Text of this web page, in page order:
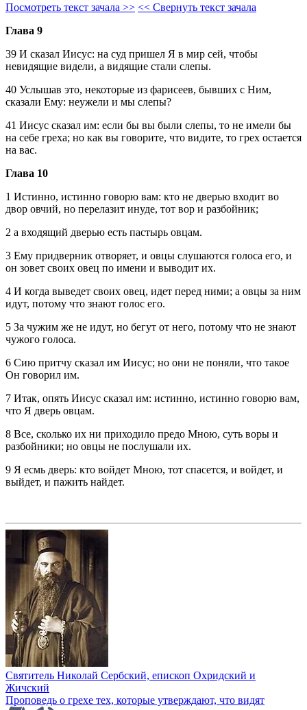
Посмотреть текст зачала >> << Свернуть текст зачала
Глава 9
39 И сказал Иисус: на суд пришел Я в мир сей, чтобы
невидящие видели, а видящие стали слепы.
40 Услышав это, некоторые из фарисеев, бывших с Ним,
сказали Ему: неужели и мы слепы?
41 Иисус сказал им: если бы вы были слепы, то не имели бы
на себе греха; но как вы говорите, что видите, то грех остается
на вас.
Глава 10
1 Истинно, истинно говорю вам: кто не дверью входит во
двор овчий, но перелазит инуде, тот вор и разбойник;
2 а входящий дверью есть пастырь овцам.
3 Ему придверник отворяет, и овцы слушаются голоса его, и
он зовет своих овец по имени и выводит их.
4 И когда выведет своих овец, идет перед ними; а овцы за ним
идут, потому что знают голос его.
5 За чужим же не идут, но бегут от него, потому что не знают
чужого голоса.
6 Сию притчу сказал им Иисус; но они не поняли, что такое
Он говорил им.
7 Итак, опять Иисус сказал им: истинно, истинно говорю вам,
что Я дверь овцам.
8 Все, сколько их ни приходило предо Мною, суть воры и
разбойники; но овцы не послушали их.
9 Я есмь дверь: кто войдет Мною, тот спасется, и войдет, и
выйдет, и пажить найдет.
Святитель Николай Сербский, епископ Охридский и
Жичский
Проповедь о грехе тех, которые утверждают, что видят